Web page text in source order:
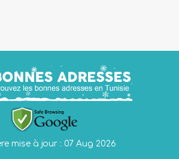
mise à jour : 07 Aug 2026